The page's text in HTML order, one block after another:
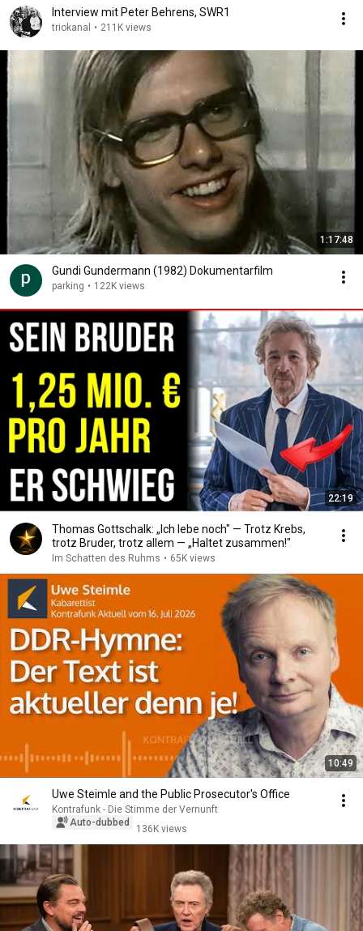
Interview mit Peter Behrens, SWR1
triokanal • 211K views
1:17:48
Gundi Gundermann (1982) Dokumentarfilm
parking • 122K views
22:19
Thomas Gottschalk: „Ich lebe noch" — Trotz Krebs,
trotz Bruder, trotz allem — „Haltet zusammen!"
Im Schatten des Ruhms • 65K views
10:49
Uwe Steimle and the Public Prosecutor's Office
Kontrafunk - Die Stimme der Vernunft
Auto-dubbed
136K views